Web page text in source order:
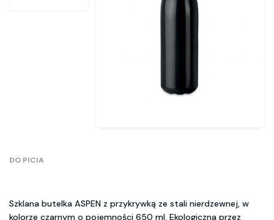
DO PICIA
Szklana butelka ASPEN z przykrywką ze stali nierdzewnej, w
kolorze czarnym o pojemności 650 ml. Ekologiczna przez